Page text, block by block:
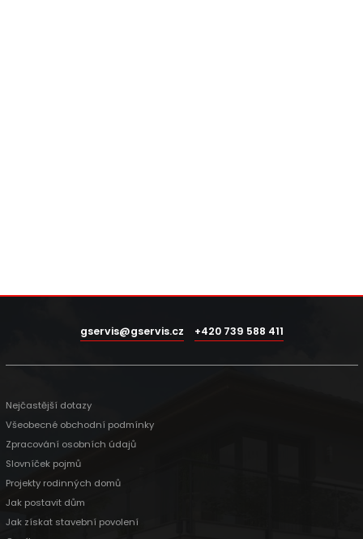
gservis@gservis.cz +420 739 588 411
Nejčastější dotazy
Všeobecné obchodní podmínky
Zpracování osobních údajů
Slovníček pojmů
Projekty rodinných domů
Jak postavit dům
Jak získat stavební povolení